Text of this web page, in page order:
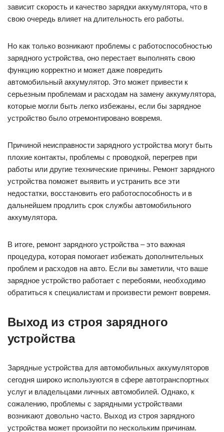
зависит скорость и качество зарядки аккумулятора, что в
свою очередь влияет на длительность его работы.
Но как только возникают проблемы с работоспособностью
зарядного устройства, оно перестает выполнять свою
функцию корректно и может даже повредить
автомобильный аккумулятор. Это может привести к
серьезным проблемам и расходам на замену аккумулятора,
которые могли быть легко избежаны, если бы зарядное
устройство было отремонтировано вовремя.
Причиной неисправности зарядного устройства могут быть
плохие контакты, проблемы с проводкой, перегрев при
работы или другие технические причины. Ремонт зарядного
устройства поможет выявить и устранить все эти
недостатки, восстановить его работоспособность и в
дальнейшем продлить срок службы автомобильного
аккумулятора.
В итоге, ремонт зарядного устройства – это важная
процедура, которая помогает избежать дополнительных
проблем и расходов на авто. Если вы заметили, что ваше
зарядное устройство работает с перебоями, необходимо
обратиться к специалистам и произвести ремонт вовремя.
Выход из строя зарядного
устройства
Зарядные устройства для автомобильных аккумуляторов
сегодня широко используются в сфере автотранспортных
услуг и владельцами личных автомобилей. Однако, к
сожалению, проблемы с зарядными устройствами
возникают довольно часто. Выход из строя зарядного
устройства может произойти по нескольким причинам.